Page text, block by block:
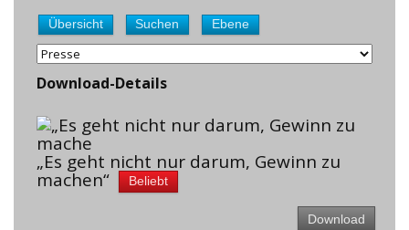
Übersicht Suchen Ebene
Download-Details
„Es geht nicht nur darum, Gewinn zu
machen“ Beliebt
Download